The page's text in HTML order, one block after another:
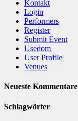
Kontakt
Login
Performers
Register
Submit Event
Usedom
User Profile
Venues
Neueste Kommentare
Schlagwörter